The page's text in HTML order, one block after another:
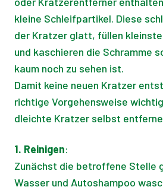
kleine Schleifpartikel. Diese
der Kratzer glatt, füllen
und kaschieren die Schramme
kaum noch zu sehen ist.
Damit keine neuen Kratzer
richtige Vorgehensweise
dleichte Kratzer selbst
1. Reinigen:
Zunächst die betroffene Stelle
Wasser und Autoshampoo